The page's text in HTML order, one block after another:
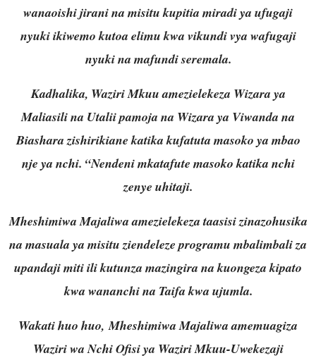
wanaoishi jirani na misitu kupitia miradi ya ufugaji
nyuki ikiwemo kutoa elimu kwa vikundi vya wafugaji
nyuki na mafundi seremala.
Kadhalika, Waziri Mkuu amezielekeza Wizara ya
Maliasili na Utalii pamoja na Wizara ya Viwanda na
Biashara zishirikiane katika kufatuta masoko ya mbao
nje ya nchi. “Nendeni mkatafute masoko katika nchi
zenye uhitaji.
Mheshimiwa Majaliwa amezielekeza taasisi zinazohusika
na masuala ya misitu ziendeleze programu mbalimbali za
upandaji miti ili kutunza mazingira na kuongeza kipato
kwa wananchi na Taifa kwa ujumla.
Wakati huo huo, Mheshimiwa Majaliwa amemuagiza
Waziri wa Nchi Ofisi ya Waziri Mkuu-Uwekezaji